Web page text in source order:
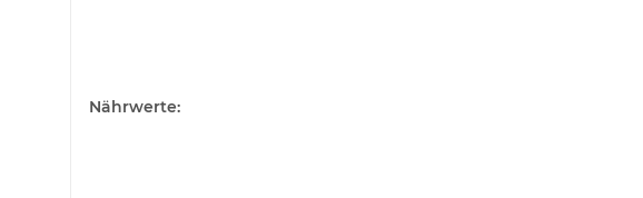
Nährwerte: